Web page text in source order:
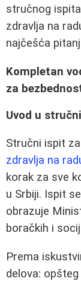
stručnog
zdravlja na
najčešća
Kompletan
za
Uvod u
Stručni ispit
zdravlja na
korak za sve
u Srbiji. Ispit
obrazuje
boračkih i
Prema
delova: